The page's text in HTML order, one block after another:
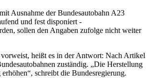
Ausnahme der Bundesautobahn A23
und fest disponiert -
sollen den Angaben zufolge nicht weiter
heißt es in der Antwort: Nach Artikel
zuständig. „Die Herstellung
schreibt die Bundesregierung.